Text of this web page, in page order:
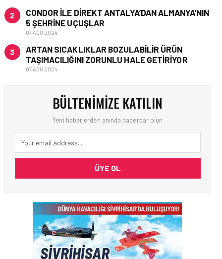
2
CONDOR ILE DIREKT ANTALYA’DAN ALMANYA’NIN
5 ŞEHRINE UÇUŞLAR
07 AĞU 2024
3
ARTAN SICAKLIKLAR BOZULABILIR ÜRÜN
TAŞIMACILIĞINI ZORUNLU HALE GETIRIYOR
07 AĞU 2024
BÜLTENIMIZE KATILIN
Yeni haberlerden anında haberdar olun
ÜYE OL